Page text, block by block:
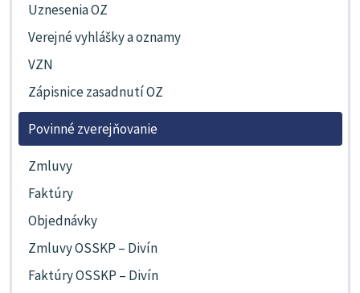
Uznesenia OZ
Verejné vyhlášky a oznamy
VZN
Zápisnice zasadnutí OZ
Povinné zverejňovanie
Zmluvy
Faktúry
Objednávky
Zmluvy OSSKP – Divín
Faktúry OSSKP – Divín